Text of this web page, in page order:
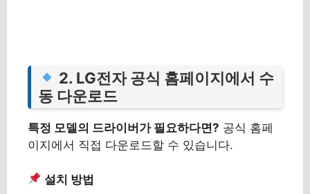
2. LG전자 공식 홈페이지에서 수
동 다운로드
특정 모델의 드라이버가 필요하다면? 공식 홈페
이지에서 직접 다운로드할 수 있습니다.
설치 방법